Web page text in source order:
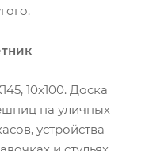
10х100. Доска
на уличных
устройства